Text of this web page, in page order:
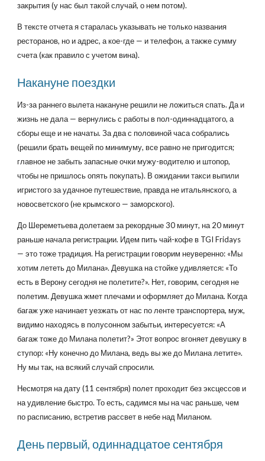
закрытия (у нас был такой случай, о нем потом).
В тексте отчета я старалась указывать не только названия
ресторанов, но и адрес, а кое-где — и телефон, а также сумму
счета (как правило с учетом вина).
Накануне поездки
Из-за раннего вылета накануне решили не ложиться спать. Да и
жизнь не дала — вернулись с работы в пол-одиннадцатого, а
сборы еще и не начаты. За два с половиной часа собрались
(решили брать вещей по минимуму, все равно не пригодится;
главное не забыть запасные очки мужу-водителю и штопор,
чтобы не пришлось опять покупать). В ожидании такси выпили
игристого за удачное путешествие, правда не итальянского, а
новосветского (не крымского — заморского).
До Шереметьева долетаем за рекордные 30 минут, на 20 минут
раньше начала регистрации. Идем пить чай-кофе в TGI Fridays
— это тоже традиция. На регистрации говорим неуверенно: «Мы
хотим лететь до Милана». Девушка на стойке удивляется: «То
есть в Верону сегодня не полетите?». Нет, говорим, сегодня не
полетим. Девушка жмет плечами и оформляет до Милана. Когда
багаж уже начинает уезжать от нас по ленте транспортера, муж,
видимо находясь в полусонном забытьи, интересуется: «А
багаж тоже до Милана полетит?» Этот вопрос вгоняет девушку в
ступор: «Ну конечно до Милана, ведь вы же до Милана летите».
Ну мы так, на всякий случай спросили.
Несмотря на дату (11 сентября) полет проходит без эксцессов и
на удивление быстро. То есть, садимся мы на час раньше, чем
по расписанию, встретив рассвет в небе над Миланом.
День первый, одиннадцатое сентября